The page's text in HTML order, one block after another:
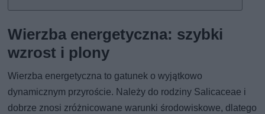
Wierzba energetyczna: szybki
wzrost i plony
Wierzba energetyczna to gatunek o wyjątkowo
dynamicznym przyroście. Należy do rodziny Salicaceae i
dobrze znosi zróżnicowane warunki środowiskowe, dlatego